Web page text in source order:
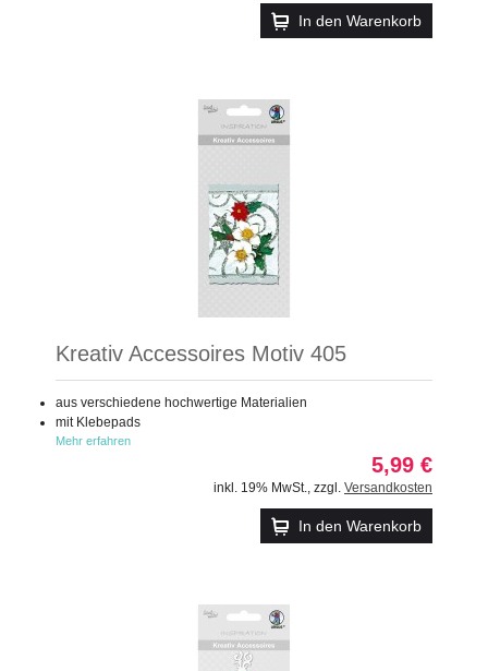
In den Warenkorb
Kreativ Accessoires Motiv 405
aus verschiedene hochwertige Materialien
mit Klebepads
Mehr erfahren
5,99 €
inkl. 19% MwSt. zzgl. Versandkosten
In den Warenkorb